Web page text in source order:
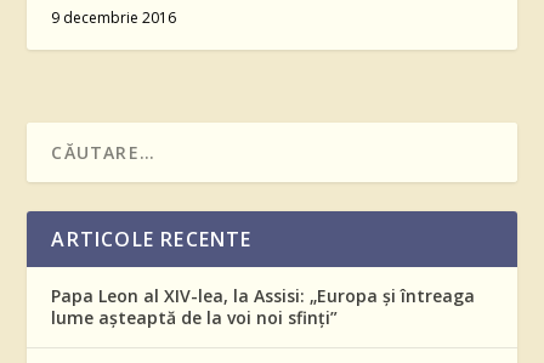
9 decembrie 2016
ARTICOLE RECENTE
Papa Leon al XIV-lea, la Assisi: „Europa și întreaga
lume așteaptă de la voi noi sfinți”